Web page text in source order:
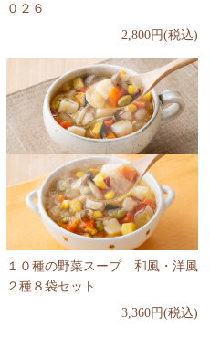
０２６
2,800円(税込)
１０種の野菜スープ 和風・洋風
２種８袋セット
3,360円(税込)